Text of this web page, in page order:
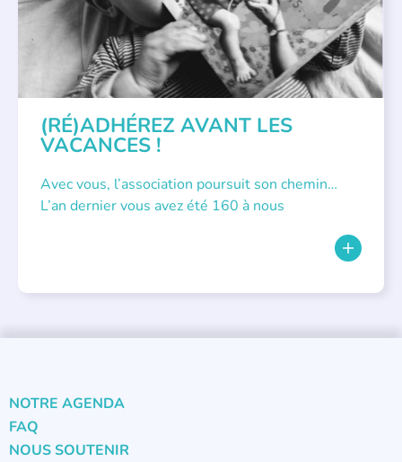
(RÉ)ADHÉREZ AVANT LES
VACANCES !
Avec vous, l’association poursuit son chemin…
L’an dernier vous avez été 160 à nous
NOTRE AGENDA
FAQ
NOUS SOUTENIR